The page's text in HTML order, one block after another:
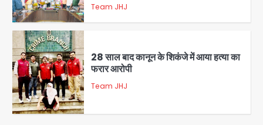
2
Team JHJ
3
28 साल बाद कानून के शिकंजे में आया हत्या का
फरार आरोपी
Team JHJ